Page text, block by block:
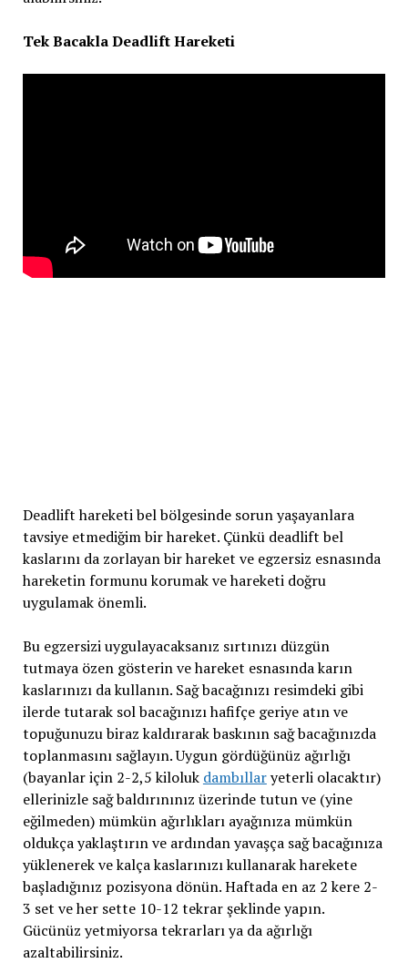
Tek Bacakla Deadlift Hareketi
Deadlift hareketi bel bölgesinde sorun yaşayanlara
tavsiye etmediğim bir hareket. Çünkü deadlift bel
kaslarını da zorlayan bir hareket ve egzersiz esnasında
hareketin formunu korumak ve hareketi doğru
uygulamak önemli.
Bu egzersizi uygulayacaksanız sırtınızı düzgün
tutmaya özen gösterin ve hareket esnasında karın
kaslarınızı da kullanın. Sağ bacağınızı resimdeki gibi
ilerde tutarak sol bacağınızı hafifçe geriye atın ve
topuğunuzu biraz kaldırarak baskının sağ bacağınızda
toplanmasını sağlayın. Uygun gördüğünüz ağırlığı
(bayanlar için 2-2,5 kiloluk dambıllaryeterli olacaktır)
ellerinizle sağ baldırınınız üzerinde tutun ve (yine
eğilmeden) mümkün ağırlıkları ayağınıza mümkün
oldukça yaklaştırın ve ardından yavaşça sağ bacağınıza
yüklenerek ve kalça kaslarınızı kullanarak harekete
başladığınız pozisyona dönün. Haftada en az 2 kere 2-
3 set ve her sette 10-12 tekrar şeklinde yapın.
Gücünüz yetmiyorsa tekrarları ya da ağırlığı
azaltabilirsiniz.